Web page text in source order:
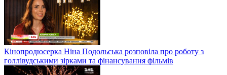
Кінопродюсерка Ніна Подольська розповіла про роботу з
голлівудськими зірками та фінансування фільмів